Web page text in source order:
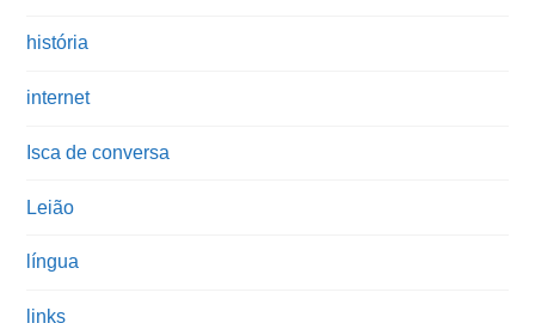
história
internet
Isca de conversa
Leião
língua
links